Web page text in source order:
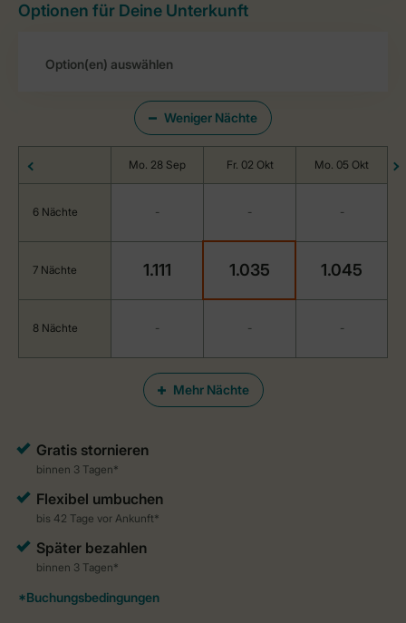
Optionen für Deine Unterkunft
Weniger Nächte
Mehr Nächte
Mo. 28 Sep Fr. 02 Okt Mo. 05 Okt
6 Nächte - - -
7 Nächte 1.111 1.035 1.045
8 Nächte - - -